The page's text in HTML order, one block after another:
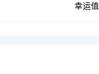
幸运值